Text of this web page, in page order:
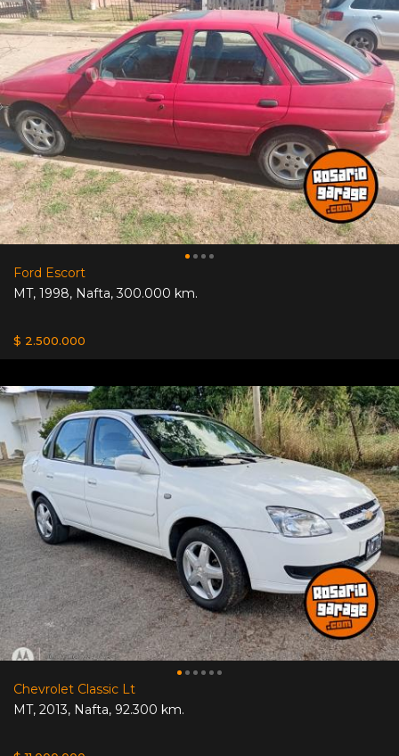
Ford Escort
MT, 1998, Nafta,300.000 km.
$ 2.500.000
Chevrolet Classic Lt
MT, 2013, Nafta, 92.300 km.